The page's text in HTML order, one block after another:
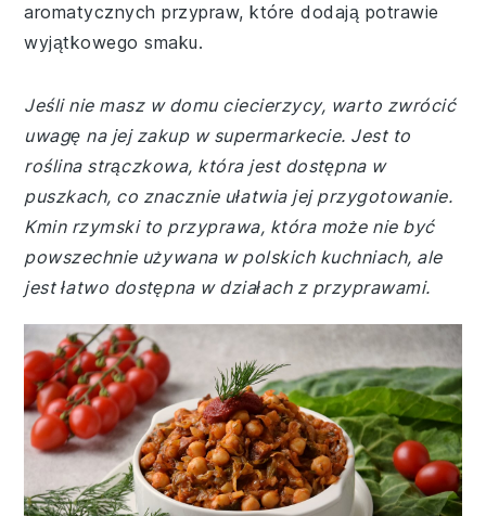
aromatycznych przypraw, które dodają potrawie
wyjątkowego smaku.
Jeśli nie masz w domu ciecierzycy, warto zwrócić
uwagę na jej zakup w supermarkecie. Jest to
roślina strączkowa, która jest dostępna w
puszkach, co znacznie ułatwia jej przygotowanie.
Kmin rzymski to przyprawa, która może nie być
powszechnie używana w polskich kuchniach, ale
jest łatwo dostępna w działach z przyprawami.